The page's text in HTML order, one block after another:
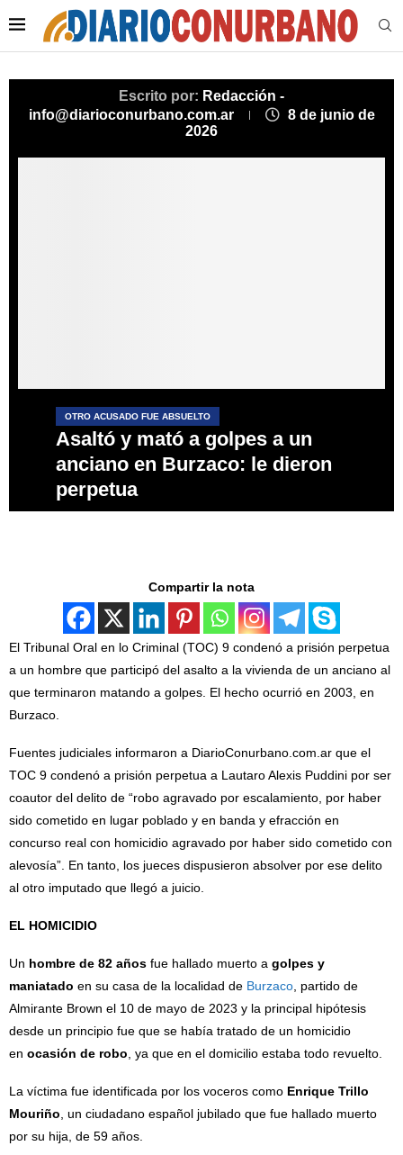
Escrito por: Redacción -
info@diarioconurbano.com.ar
8 de junio de
2026
OTRO ACUSADO FUE ABSUELTO
Asaltó y mató a golpes a un
anciano en Burzaco: le dieron
perpetua
Compartir la nota
El Tribunal Oral en lo Criminal (TOC) 9 condenó a prisión perpetua
a un hombre que participó del asalto a la vivienda de un anciano al
que terminaron matando a golpes. El hecho ocurrió en 2003, en
Burzaco.
Fuentes judiciales informaron a DiarioConurbano.com.ar que el
TOC 9 condenó a prisión perpetua a Lautaro Alexis Puddini por ser
coautor del delito de “robo agravado por escalamiento, por haber
sido cometido en lugar poblado y en banda y efracción en
concurso real con homicidio agravado por haber sido cometido con
alevosía”. En tanto, los jueces dispusieron absolver por ese delito
al otro imputado que llegó a juicio.
EL HOMICIDIO
Un hombre de 82 años fue hallado muerto a golpes y
maniatado en su casa de la localidad de Burzaco , partido de
Almirante Brown el 10 de mayo de 2023 y la principal hipótesis
desde un principio fue que se había tratado de un homicidio
en ocasión de robo , ya que en el domicilio estaba todo revuelto.
La víctima fue identificada por los voceros como Enrique Trillo
Mouriño , un ciudadano español jubilado que fue hallado muerto
por su hija, de 59 años.